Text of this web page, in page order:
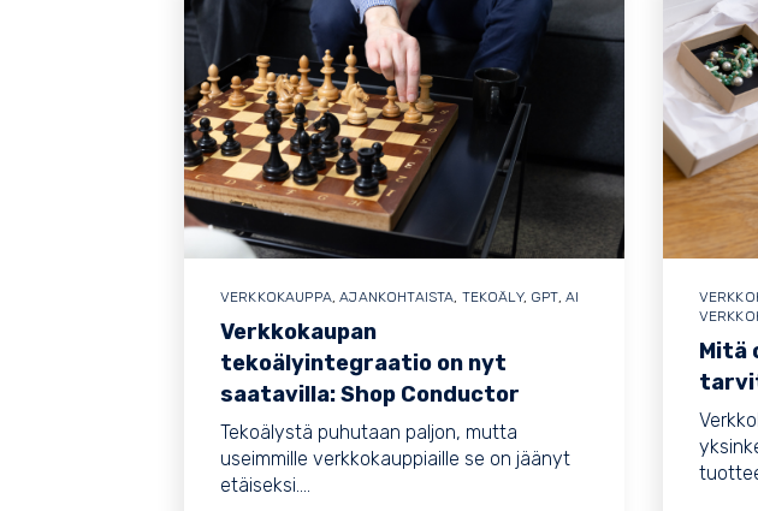
VERKKOKAUPPA,AJANKOHTAISTA, TEKOÄLY, GPT, AI
Verkkokaupan
tekoälyintegraatio on nyt
saatavilla: Shop Conductor
Tekoälystä puhutaan paljon, mutta
useimmille verkkokauppiaille se on jäänyt
etäiseksi....
Mitä